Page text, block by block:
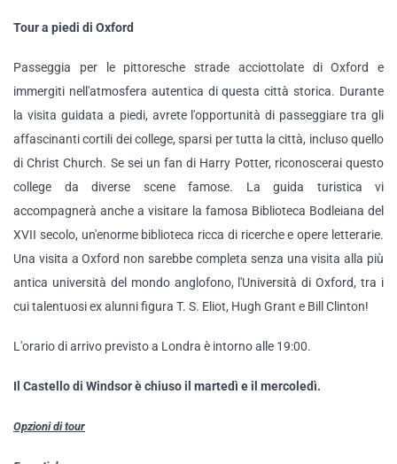
Tour a piedi di Oxford
Passeggia per le pittoresche strade acciottolate di Oxford e
immergiti nell'atmosfera autentica di questa città storica. Durante
la visita guidata a piedi, avrete l'opportunità di passeggiare tra gli
affascinanti cortili dei college, sparsi per tutta la città, incluso quello
di Christ Church. Se sei un fan di Harry Potter, riconoscerai questo
college da diverse scene famose. La guida turistica vi
accompagnerà anche a visitare la famosa Biblioteca Bodleiana del
XVII secolo, un'enorme biblioteca ricca di ricerche e opere letterarie.
Una visita a Oxford non sarebbe completa senza una visita alla più
antica università del mondo anglofono, l'Università di Oxford, tra i
cui talentuosi ex alunni figura T. S. Eliot, Hugh Grant e Bill Clinton!
L'orario di arrivo previsto a Londra è intorno alle 19:00.
Il Castello di Windsor è chiuso il martedì e il mercoledì.
Opzioni di tour